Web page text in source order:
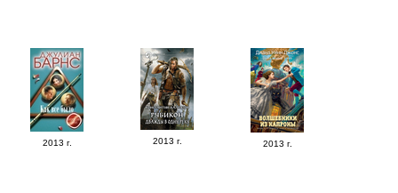
2013 г. 2013 г. 2013 г.